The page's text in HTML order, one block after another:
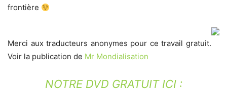
frontière
Merci aux traducteurs anonymes pour ce travail gratuit.
Voir la publication de Mr Mondialisation
NOTRE DVD GRATUIT ICI :